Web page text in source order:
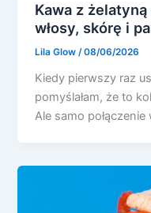
Kawa z
włosy, skórę i
Lila Glow/08/06/2026
Kiedy pierwszy raz
pomyślałam, że to
Ale samo połączenie